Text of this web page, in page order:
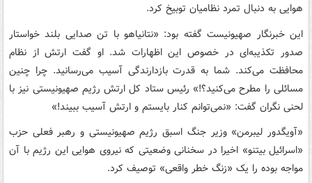
هوایی به دنبال تمرد نظامیان توبیخ کرد.
این خبرنگار صهیونیست گفته بود: «نتانیاهو با تن صدایی بلند خواستار
صدور تکذیبه‌ای در خصوص این اظهارات شد. او گفت ارتش از نظام
محافظت می‌کند. شما به قدرت بازدارندگی آسیب می‌رسانید. چرا چنین
مسائلی را مطرح می‌کنید؟!» رئیس ستاد کل ارتش رژیم صهیونیستی نیز با
لحنی نگران گفت: «نمی‌توانم کنار بایستم و ارتش آسیب ببیند!»
«آویگدور لیبرمن» وزیر جنگ اسبق رژیم صهیونیستی و رهبر فعلی حزب
«اسرائیل بیتنو» اخیرا در سخنانی وضعیتی که نیروی هوایی این رژیم با آن
مواجه بوده را یک «زنگ خطر واقعی» توصیف کرد.